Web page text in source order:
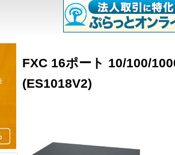
FXC 16ポート 10/100/
(ES1018V2)